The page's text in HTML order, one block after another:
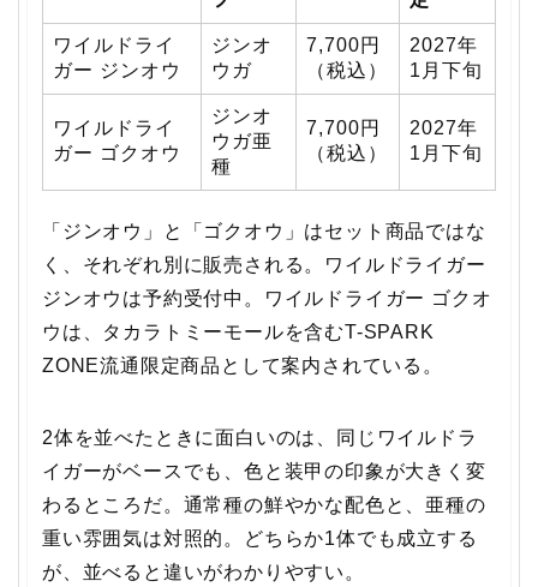
ワイルドライ
ガー ジンオウ
ジンオ
ウガ
7,700円
（税込）
2027年
1月下旬
ワイルドライ
ガー ゴクオウ
ジンオ
ウガ亜
種
7,700円
（税込）
2027年
1月下旬
「ジンオウ」と「ゴクオウ」はセット商品ではな
く、それぞれ別に販売される。ワイルドライガー
ジンオウは予約受付中。ワイルドライガー ゴクオ
ウは、タカラトミーモールを含むT-SPARK
ZONE流通限定商品として案内されている。
2体を並べたときに面白いのは、同じワイルドラ
イガーがベースでも、色と装甲の印象が大きく変
わるところだ。通常種の鮮やかな配色と、亜種の
重い雰囲気は対照的。どちらか1体でも成立する
が、並べると違いがわかりやすい。